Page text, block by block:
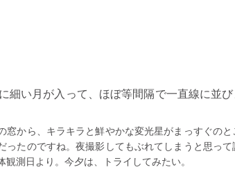
細い月が入って、ほぼ等間隔で一直線に並び
窓から、キラキラと鮮やかな変光星がまっすぐのと
ったのですね。夜撮影してもぶれてしまうと思って
測日より。今夕は、トライしてみたい。